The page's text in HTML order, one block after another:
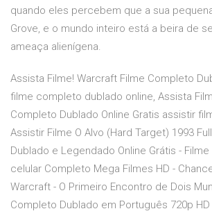
quando eles percebem que a sua
Grove, e o mundo inteiro está a beira de
ameaça alienígena.
Assista Filme! Warcraft Filme Completo
filme completo dublado online, Assista
Completo Dublado Online Gratis assistir
Assistir Filme O Alvo (Hard Target) 1993
Dublado e Legendado Online Grátis -
celular Completo Mega Filmes HD -
Warcraft - O Primeiro Encontro de Dois
Completo Dublado em Português 720p HD